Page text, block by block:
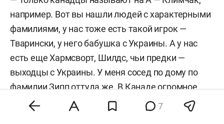
например. Вот вы нашли людей с характерными
фамилиями, у нас тоже есть такой игрок —
Тварински, у него бабушка с Украины. А у нас
есть еще Хармсворт, Шилдс, чьи предки —
выходцы с Украины. У меня сосед по дому по
фамилии Зипп оттуда же. В Канаде огромное
количество украинцев, не знаю, по какой
7